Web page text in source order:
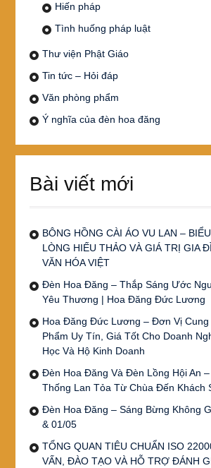
Hiến pháp
Tình huống pháp luật
Thư viện Phật Giáo
Tin tức – Hỏi đáp
Văn phòng phẩm
Ý nghĩa của đèn hoa đăng
Bài viết mới
BÔNG HỒNG CÀI ÁO VU LAN –
LÒNG HIẾU THẢO VÀ GIÁ TRỊ GIA
VĂN HÓA VIỆT
Đèn Hoa Đăng – Thắp Sáng Ước
Yêu Thương | Hoa Đăng Đức Lương
Hoa Đăng Đức Lương – Đơn Vị Cung
Phẩm Uy Tín, Giá Tốt Cho Doanh
Học Và Hộ Kinh Doanh
Đèn Hoa Đăng Và Đèn Lồng Hội An
Thống Lan Tỏa Từ Chùa Đến Khách
Đèn Hoa Đăng – Sáng Bừng Không
& 01/05
TỔNG QUAN TIÊU CHUẨN ISO
VẤN, ĐÀO TẠO VÀ HỖ TRỢ ĐÁNH